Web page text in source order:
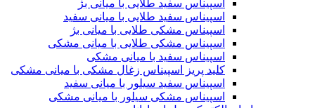
اسپیناس سفید طلایی با میانی بژ
اسپیناس سفید طلایی با میانی سفید
اسپیناس مشکی طلایی با میانی بژ
اسپیناس مشکی طلایی با میانی مشکی
اسپیناس سفید با میانی مشکی
کلید پریز اسپیناس زغال مشکی با میانی مشکی
اسپیناس سفید سیلور با میانی سفید
اسپیناس مشکی سیلور با میانی مشکی